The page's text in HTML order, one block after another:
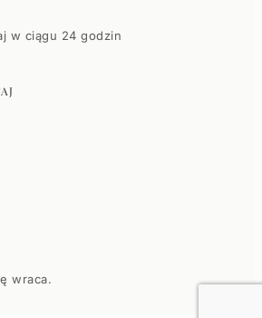
w ciągu 24 godzin
wraca.